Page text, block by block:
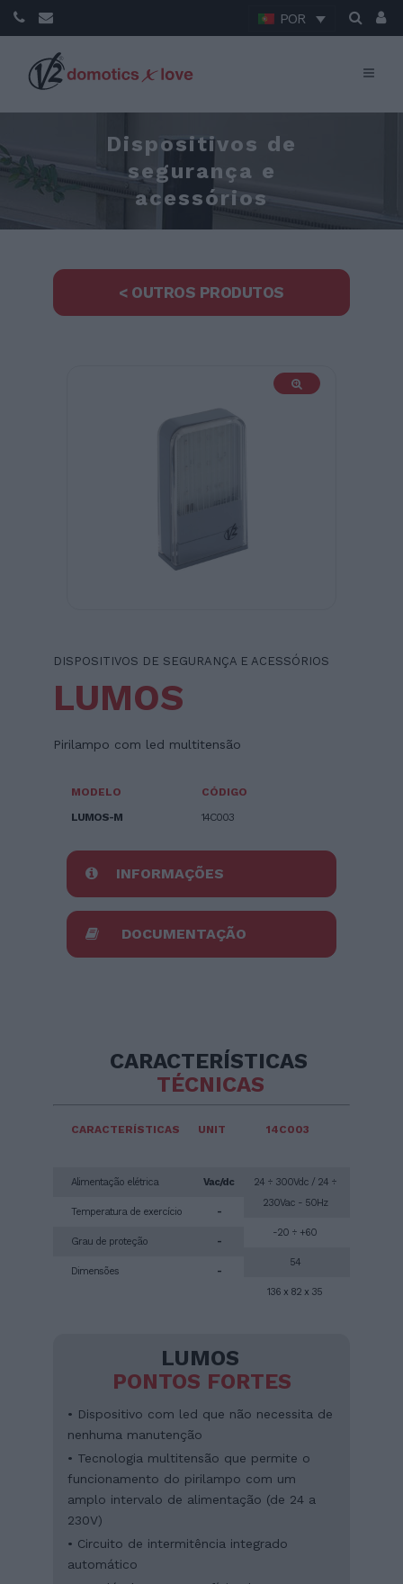
POR
Dispositivos de
segurança e
acessórios
< OUTROS PRODUTOS
DISPOSITIVOS DE SEGURANÇA E ACESSÓRIOS
LUMOS
Pirilampo com led multitensão
MODELO
CÓDIGO
LUMOS-M
14C003
INFORMAÇÕES
DOCUMENTAÇÃO
CARACTERÍSTICAS
TÉCNICAS
CARACTERÍSTICAS
Alimentação elétrica
Temperatura de exercício
Grau de proteção
Dimensões
UNIT
Vac/dc
-
-
-
14C003
24 ÷ 300Vdc / 24 ÷
230Vac - 50Hz
-20 ÷ +60
54
136 x 82 x 35
LUMOS
PONTOS FORTES
• Dispositivo com led que não necessita de
nenhuma manutenção
• Tecnologia multitensão que permite o
funcionamento do pirilampo com um
amplo intervalo de alimentação (de 24 a
230V)
• Circuito de intermitência integrado
automático